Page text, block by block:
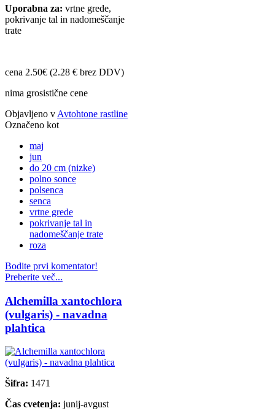
Uporabna za: vrtne grede,
pokrivanje tal in nadomeščanje
trate
cena 2.50€ (2.28 € brez DDV)
nima grosistične cene
Objavljeno v Avtohtone rastline
Označeno kot
maj
jun
do 20 cm (nizke)
polno sonce
polsenca
senca
vrtne grede
pokrivanje tal in
nadomeščanje trate
roza
Bodite prvi komentator!
Preberite več...
Alchemilla xantochlora
(vulgaris) - navadna
plahtica
Šifra: 1471
Čas cvetenja: junij-avgust